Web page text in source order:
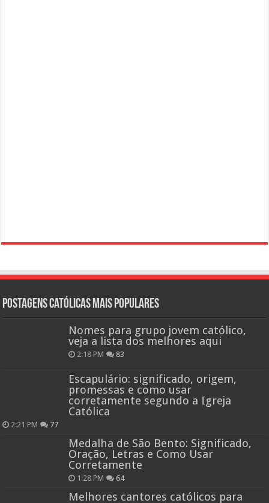
Postagens católicas mais Populares
Nomes para grupo jovem católico,
veja a lista dos melhores aqui
2:18 PM 83
Escapulário: significado, origem,
promessas e como usar
corretamente segundo a Igreja
Católica
2:21 PM 77
Medalha de São Bento: Significado,
Oração, Letras e Como Usar
Corretamente
1:28 PM 64
Melhores cantores católicos para